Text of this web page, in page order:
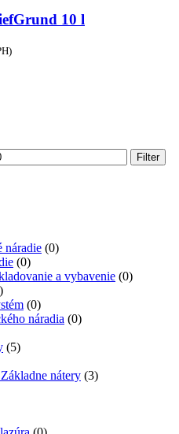
10 l
Filter
náradie (0)
(0)
a vybavenie (0)
(0)
náradia (0)
(5)
nátery (3)